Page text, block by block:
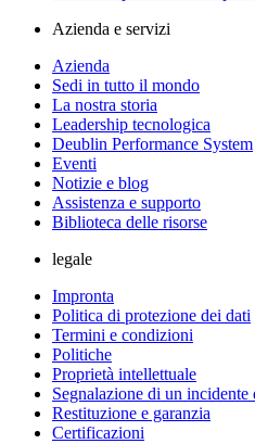
Azienda e servizi
Azienda
Sedi in tutto il mondo
La nostra storia
Leadership tecnologica
Deublin Performance System
Eventi
Notizie e blog
Assistenza e supporto
Biblioteca delle risorse
legale
Impronta
Politica di protezione dei dati
Termini e condizioni
Politiche
Proprietà intellettuale
Segnalazione di un
Restituzione e garanzia
Certificazioni